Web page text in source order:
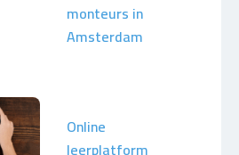
monteurs in
Amsterdam
Online
leerplatform